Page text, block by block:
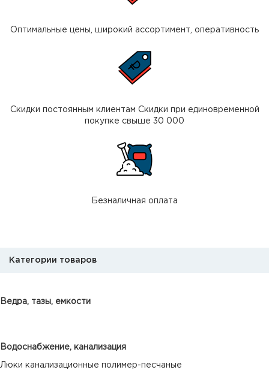
Оптимальные цены, широкий ассортимент, оперативность
Скидки постоянным клиентам Скидки при единовременной
покупке свыше 30 000
Безналичная оплата
Категории товаров
Ведра, тазы, емкости
Водоснабжение, канализация
Люки канализационные полимер-песчаные